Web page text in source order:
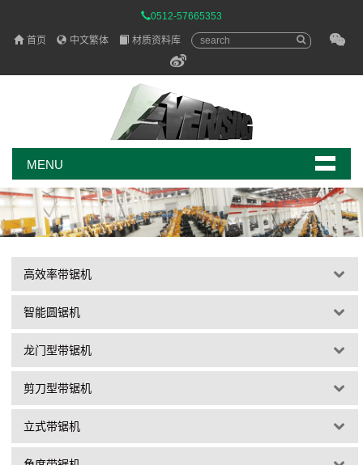
0512-57665353
首页 中文繁体 材质资料库
MENU
高效率带锯机
智能圆锯机
龙门型带锯机
剪刀型带锯机
立式带锯机